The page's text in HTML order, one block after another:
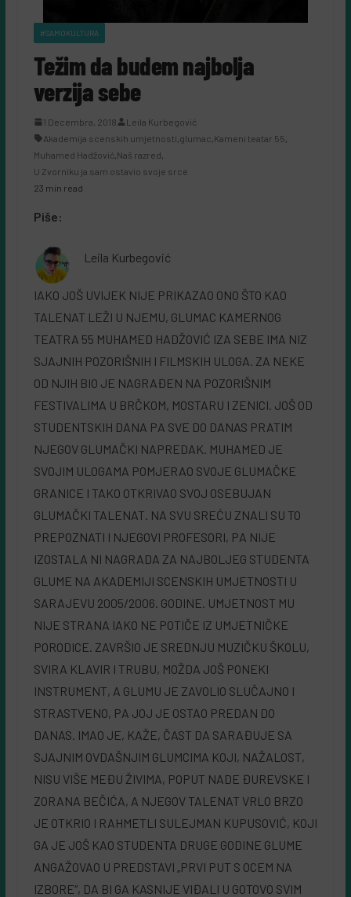
#SAMOKULTURA
Težim da budem najbolja
verzija sebe
1 Decembra, 2018
Leila Kurbegović
Akademija scenskih umjetnosti glumac Kameni teatar 55
Muhamed Hadžović Naš razred
U Zvorniku ja sam ostavio svoje srce
23 min read
Piše:
Leila Kurbegović
IAKO JOŠ UVIJEK NIJE PRIKAZAO ONO ŠTO KAO
TALENAT LEŽI U NJEMU, GLUMAC KAMERNOG
TEATRA 55 MUHAMED HADŽOVIĆ IZA SEBE IMA NIZ
SJAJNIH POZORIŠNIH I FILMSKIH ULOGA. ZA NEKE
OD NJIH BIO JE NAGRAĐEN NA POZORIŠNIM
FESTIVALIMA U BRČKOM, MOSTARU I ZENICI. JOŠ OD
STUDENTSKIH DANA PA SVE DO DANAS PRATIM
NJEGOV GLUMAČKI NAPREDAK. MUHAMED JE
SVOJIM ULOGAMA POMJERAO SVOJE GLUMAČKE
GRANICE I TAKO OTKRIVAO SVOJ OSEBUJAN
GLUMAČKI TALENAT. NA SVU SREĆU ZNALI SU TO
PREPOZNATI I NJEGOVI PROFESORI, PA NIJE
IZOSTALA NI NAGRADA ZA NAJBOLJEG STUDENTA
GLUME NA AKADEMIJI SCENSKIH UMJETNOSTI U
SARAJEVU 2005/2006. GODINE. UMJETNOST MU
NIJE STRANA IAKO NE POTIČE IZ UMJETNIČKE
PORODICE. ZAVRŠIO JE SREDNJU MUZIČKU ŠKOLU,
SVIRA KLAVIR I TRUBU, MOŽDA JOŠ PONEKI
INSTRUMENT, A GLUMU JE ZAVOLIO SLUČAJNO I
STRASTVENO, PA JOJ JE OSTAO PREDAN DO
DANAS. IMAO JE, KAŽE, ČAST DA SARAĐUJE SA
SJAJNIM OVDAŠNJIM GLUMCIMA KOJI, NAŽALOST,
NISU VIŠE MEĐU ŽIVIMA, POPUT NADE ĐUREVSKE I
ZORANA BEČIĆA, A NJEGOV TALENAT VRLO BRZO
JE OTKRIO I RAHMETLI SULEJMAN KUPUSOVIĆ, KOJI
GA JE JOŠ KAO STUDENTA DRUGE GODINE GLUME
ANGAŽOVAO U PREDSTAVI „PRVI PUT S OCEM NA
IZBORE“, DA BI GA KASNIJE VIĐALI U GOTOVO SVIM